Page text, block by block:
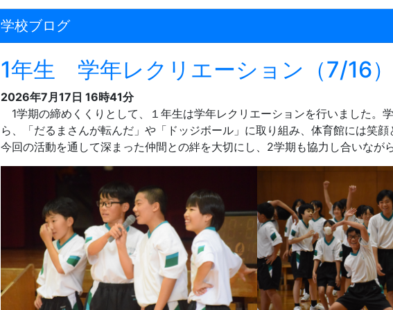
学校ブログ
1年生 学年レクリエーション（7/16
2026年7月17日 16時41分
1学期の締めくくりとして、１年生は学年レクリエーションを行いました。
ら、「だるまさんが転んだ」や「ドッジボール」に取り組み、体育館には笑顔
今回の活動を通して深まった仲間との絆を大切にし、 2学期も協力し合いなが